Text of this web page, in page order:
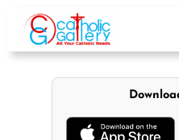
content